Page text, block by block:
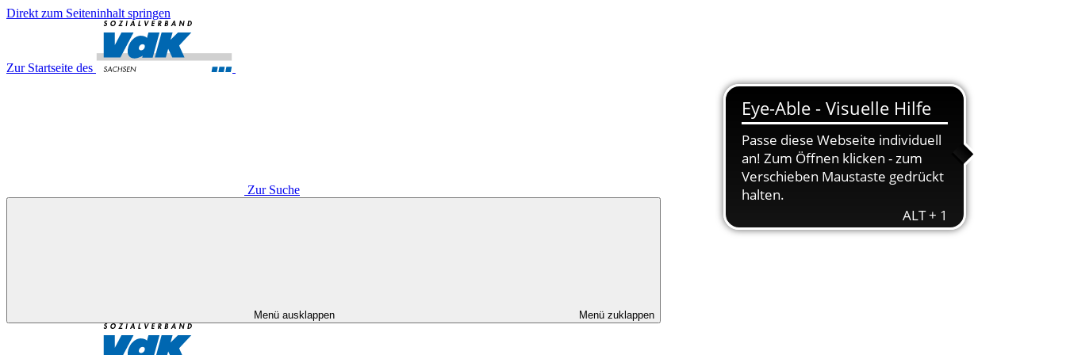
Direkt zum Seiteninhalt springen
Zur Startseite des
Zur Suche
Menü ausklappen Menü zuklappen